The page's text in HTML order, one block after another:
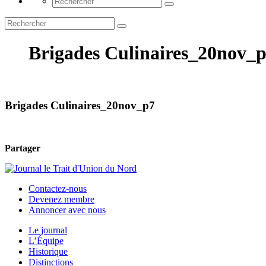
Brigades
Brigades Culinaires_20nov_p7
Partager
Contactez-nous
Devenez membre
Annoncer avec nous
Le journal
L’Équipe
Historique
Distinctions